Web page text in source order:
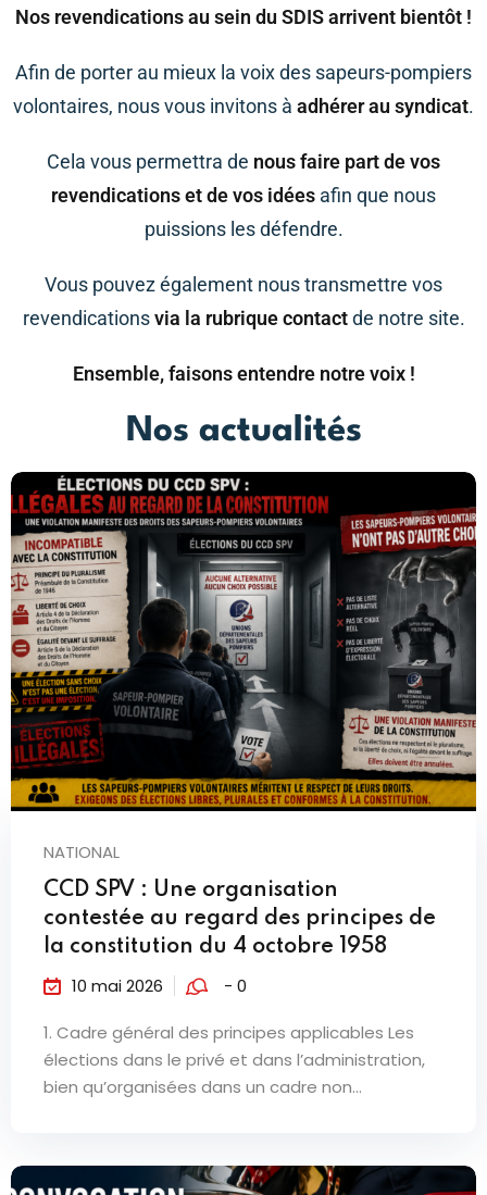
Nos revendications au sein du SDIS arrivent bientôt !
Afin de porter au mieux la voix des sapeurs-pompiers
volontaires, nous vous invitons à adhérer au syndicat.
Cela vous permettra de nous faire part de vos
revendications et de vos idées afin que nous
puissions les défendre.
Vous pouvez également nous transmettre vos
revendicationsvia la rubrique contactde notre site.
Ensemble, faisons entendre notre voix !
Nos actualités
NATIONAL
CCD SPV : Une organisation
contestée au regard des principes de
la constitution du 4 octobre 1958
10 mai 2026 - 0
1. Cadre général des principes applicables Les
élections dans le privé et dans l’administration,
bien qu’organisées dans un cadre non...